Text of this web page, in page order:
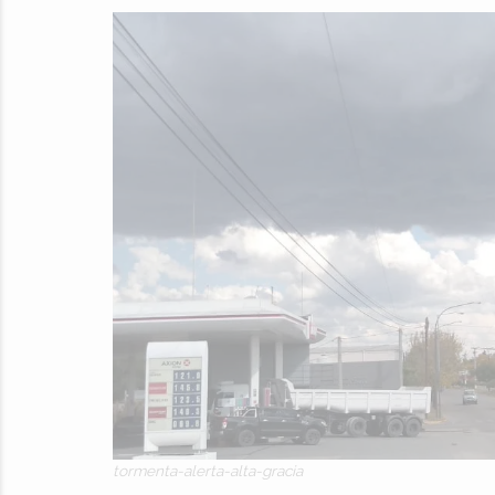
tormenta-alerta-alta-gracia